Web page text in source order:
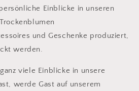
Einblicke in unseren
und Geschenke produziert,
werden.
viele Einblicke in unsere
werde Gast auf unserem